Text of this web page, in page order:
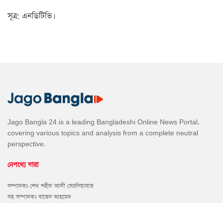
সূত্র: এনডিটিভি।
Jago Bangla 24 is a leading Bangladeshi Online News Portal,
covering various topics and analysis from a complete neutral
perspective.
নেপথ্যে যারা
সম্পাদকঃ শেখ শহীদ আলী সেরনিয়াবাত
সহ সম্পাদকঃ বাতেন আহমেদ